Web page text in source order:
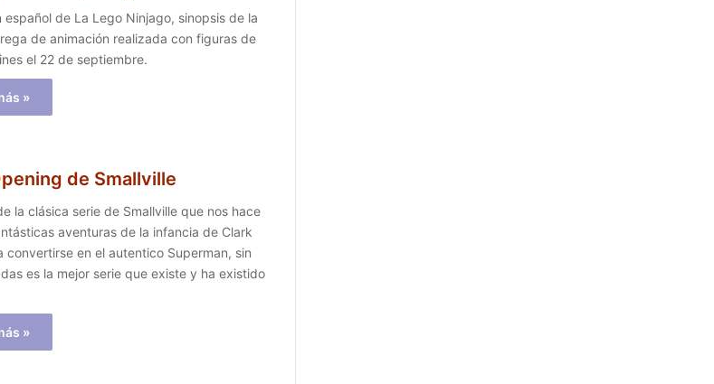
español de La Lego Ninjago, sinopsis de la
de animación realizada con figuras de
el 22 de septiembre.
»
de Smallville
la clásica serie de Smallville que nos hace
aventuras de la infancia de Clark
convertirse en el autentico Superman, sin
es la mejor serie que existe y ha existido
»